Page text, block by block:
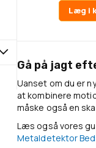
Læg i
Gå på jagt
Uanset om du er
at kombinere
måske også en
Læs også vores
Metaldetektor